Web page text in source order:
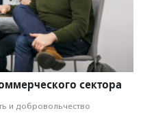
сектора
и доброволь­чест­во